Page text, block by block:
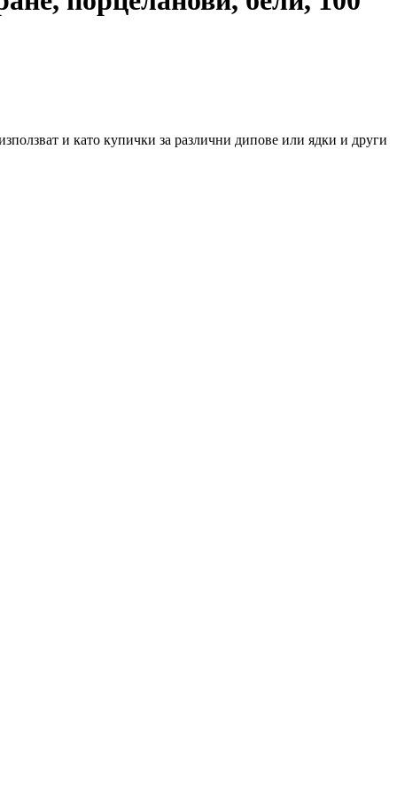
и като купички за различни дипове или ядки и други